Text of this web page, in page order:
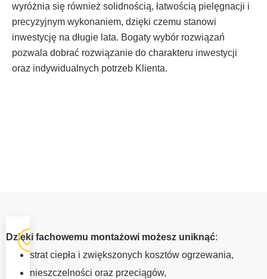
wyróżnia się również solidnością, łatwością pielęgnacji i
precyzyjnym wykonaniem, dzięki czemu stanowi
inwestycję na długie lata. Bogaty wybór rozwiązań
pozwala dobrać rozwiązanie do charakteru inwestycji
oraz indywidualnych potrzeb Klienta.
OKNA Z
MONTAŻEM
MYSZKÓW
Dzięki fachowemu montażowi możesz uniknąć:
strat ciepła i zwiększonych kosztów ogrzewania,
nieszczelności oraz przeciągów,